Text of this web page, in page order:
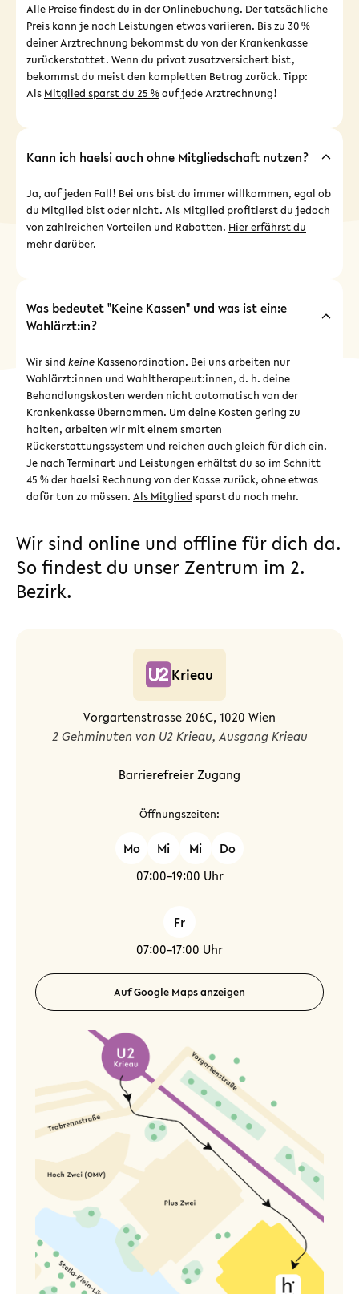
Alle Preise findest du in der Onlinebuchung. Der tatsächliche
Preis kann je nach Leistungen etwas variieren. Bis zu 30 %
deiner Arztrechnung bekommst du von der Krankenkasse
zurückerstattet. Wenn du privat zusatzversichert bist,
bekommst du meist den kompletten Betrag zurück. Tipp:
Als Mitglied sparst du 25 %auf jede Arztrechnung!
Kann ich haelsi auch ohne Mitgliedschaft nutzen?
Ja, auf jeden Fall! Bei uns bist du immer willkommen, egal ob
du Mitglied bist oder nicht. Als Mitglied profitierst du jedoch
von zahlreichen Vorteilen und Rabatten. Hier erfährst du
mehr darüber.
Was bedeutet "Keine Kassen" und was ist ein:e
Wahlärzt:in?
Wir sind keine Kassenordination. Bei uns arbeiten nur
Wahlärzt:innen und Wahltherapeut:innen, d. h. deine
Behandlungskosten werden nicht automatisch von der
Krankenkasse übernommen. Um deine Kosten gering zu
halten, arbeiten wir mit einem smarten
Rückerstattungssystem und reichen auch gleich für dich ein.
Je nach Terminart und Leistungen erhältst du so im Schnitt
45 % der haelsi Rechnung von der Kasse zurück, ohne etwas
dafür tun zu müssen. Als Mitglied sparst du noch mehr.
Wir sind online und offline für dich da.
So findest du unser Zentrum im 2.
Bezirk.
Krieau
Vorgartenstrasse 206C, 1020 Wien
2 Gehminuten von U2 Krieau, Ausgang Krieau
Barrierefreier Zugang
Öffnungszeiten:
Mo Mi Mi
Do
07:00–19:00 Uhr
Fr
07:00–17:00 Uhr
Auf Google Maps anzeigen